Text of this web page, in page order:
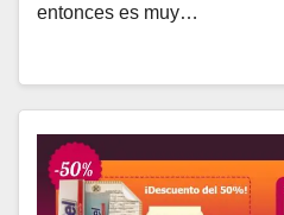
entonces es muy…